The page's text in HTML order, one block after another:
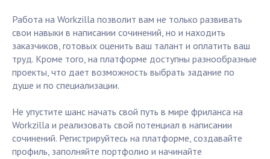
Работа на Workzilla позволит вам не только развивать
свои навыки в написании сочинений, но и находить
заказчиков, готовых оценить ваш талант и оплатить ваш
труд. Кроме того, на платформе доступны разнообразные
проекты, что дает возможность выбрать задание по
душе и по специализации.
Не упустите шанс начать свой путь в мире фриланса на
Workzilla и реализовать свой потенциал в написании
сочинений. Регистрируйтесь на платформе, создавайте
профиль, заполняйте портфолио и начинайте